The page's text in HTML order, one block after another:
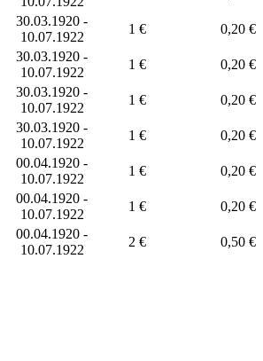
30.03.1920 -
10.07.1922
1 € 0,20 €
30.03.1920 -
10.07.1922
1 € 0,20 €
30.03.1920 -
10.07.1922
1 € 0,20 €
30.03.1920 -
10.07.1922
1 € 0,20 €
00.04.1920 -
10.07.1922
1 € 0,20 €
00.04.1920 -
10.07.1922
1 € 0,20 €
00.04.1920 -
10.07.1922
2 € 0,50 €